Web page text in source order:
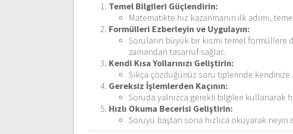
Temel Bilgileri Güçlendirin:
Matematikte hız kazanmanın ilk adımı,
Formülleri Ezberleyin ve Uygulayın:
Soruların büyük bir kısmı temel formüllere
zamandan tasarruf sağlar.
Kendi Kısa Yollarınızı Geliştirin:
Sıkça çözdüğünüz soru tiplerinde
Gereksiz İşlemlerden Kaçının:
Soruda yalnızca gerekli bilgileri kullanarak
Hızlı Okuma Becerisi Geliştirin:
Soruyu baştan sona hızlıca okuyarak neyin